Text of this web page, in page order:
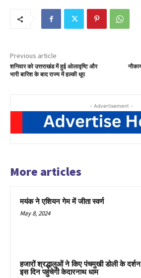
Previous article
शनिवार को उत्तराखंड में हुई ओलावृष्टि और
भारी बारिश के बाद राज्य में हल्की धूप
- Advertisement -
More articles
मयंक ने एशियन गेम में जीता स्वर्ण
May 8, 2024
हजारों श्रद्धालुओं ने किए पंचमुखी डोली के
इस दिन पहुंचेगी केदारनाथ धाम